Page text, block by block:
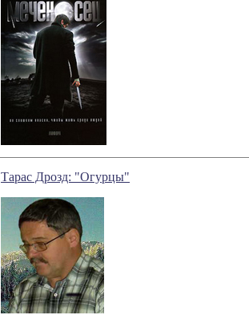
Тарас Дрозд: "Огурцы"